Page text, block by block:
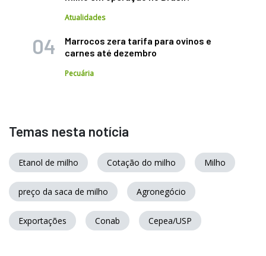
Atualidades
Marrocos zera tarifa para ovinos e
carnes até dezembro
Pecuária
Temas nesta notícia
Etanol de milho Cotação do milho Milho
preço da saca de milho Agronegócio
Exportações Conab Cepea/USP